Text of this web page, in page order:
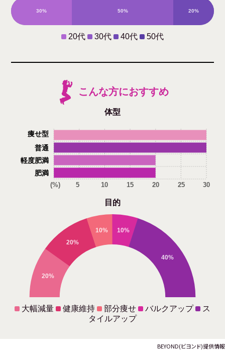
30% 50% 20% 0%
20代 30代 40代 50代
こんな方におすすめ
体型
肥満
軽度肥満
普通
痩せ型
(%) 5 10 15 20 25 30
目的
20%
20%
10% 10%
40%
大幅減量 健康維持 部分痩せ バルクアップ
ス
タイルアップ
BEYOND(ビヨンド)提供情報